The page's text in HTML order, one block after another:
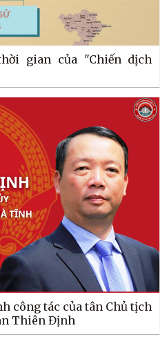
gian của "Chiến dịch
công tác của tân Chủ tịch
Thiên Định